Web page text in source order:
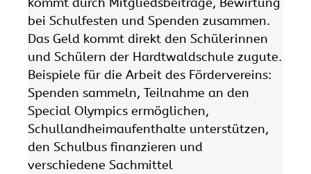
bei Schulfesten und Spenden zusammen.
Das Geld kommt direkt den Schülerinnen
und Schülern der Hardtwaldschule zugute.
Beispiele für die Arbeit des Fördervereins:
Spenden sammeln, Teilnahme an den
Special Olympics ermöglichen,
Schullandheimaufenthalte unterstützen,
den Schulbus finanzieren und
verschiedene Sachmittel